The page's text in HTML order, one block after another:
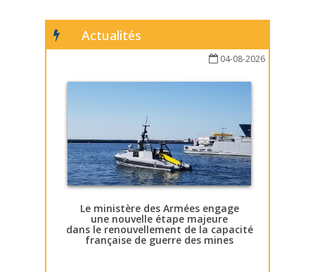
Actualités
04-08-2026
Le ministère des Armées engage
une nouvelle étape majeure
dans le renouvellement de la capacité
française de guerre des mines